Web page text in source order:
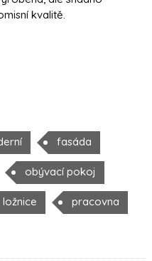
kvalitě.
fasáda
obývací pokoj
ložnice pracovna